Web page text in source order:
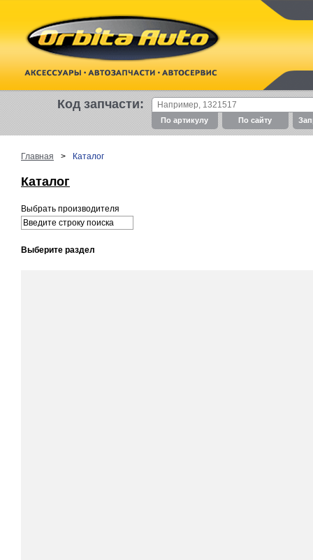
Код запчасти:
По артикулу По cайту
Главная > Каталог
Каталог
Выбрать производителя
Выберите раздел